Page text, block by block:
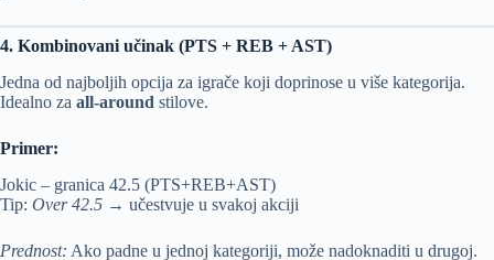
4. Kombinovani učinak (PTS + REB + AST)
Jedna od najboljih opcija za igrače koji doprinose u više kategorija.
Idealno za all-around stilove.
Primer:
Jokic – granica 42.5 (PTS+REB+AST)
Tip: Over 42.5 → učestvuje u svakoj akciji
Prednost: Ako padne u jednoj kategoriji, može nadoknaditi u drugoj.